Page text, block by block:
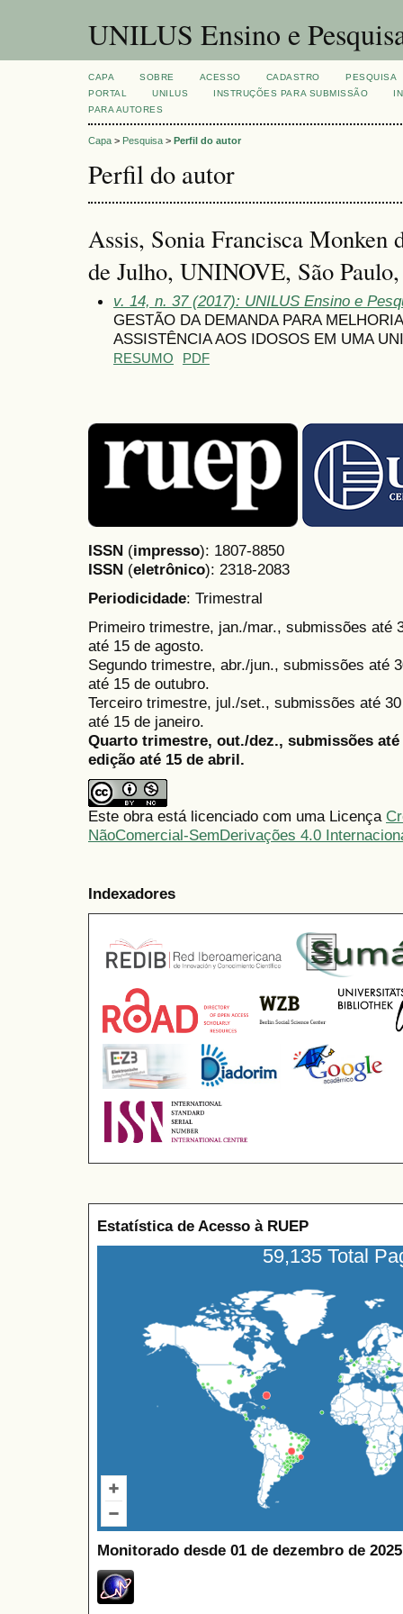
UNILUS Ensino e
CAPA SOBRE ACESSO CADASTRO
PESQUISA
PORTAL
UNILUS INSTRUÇÕES PARA SUBMISSÃO
PARA AUTORES
Capa > Pesquisa > Perfil do autor
Perfil do autor
Assis, Sonia Francisca Monken
de Julho, UNINOVE, São
v. 14, n. 37 (2017): UNILUS Ensino e
GESTÃO DA DEMANDA PARA
ASSISTÊNCIA AOS IDOSOS EM UMA
RESUMO PDF
ISSN (impresso): 1807-8850
ISSN (eletrônico): 2318-2083
Periodicidade: Trimestral
Primeiro trimestre, jan./mar., submissões até
até 15 de agosto.
Segundo trimestre, abr./jun., submissões até
até 15 de outubro.
Terceiro trimestre, jul./set., submissões até
até 15 de janeiro.
Quarto trimestre, out./dez., submissões
edição até 15 de abril.
Este obra está licenciado com uma Licença
NãoComercial-SemDerivações 4.0
Indexadores
Estatística de Acesso à RUEP
59,135 Total
Monitorado desde 01 de dezembro de